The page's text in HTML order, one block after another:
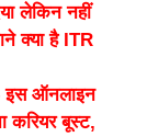
लेकिन नहीं
क्या है ITR
ऑनलाइन
बूस्ट,